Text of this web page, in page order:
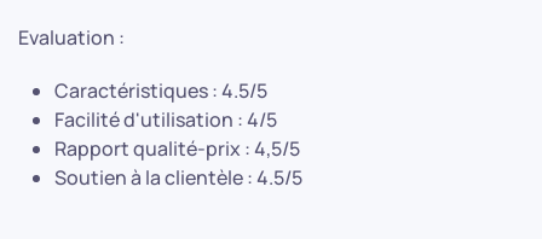
Evaluation :
Caractéristiques : 4.5/5
Facilité d'utilisation : 4/5
Rapport qualité-prix : 4,5/5
Soutien à la clientèle : 4.5/5